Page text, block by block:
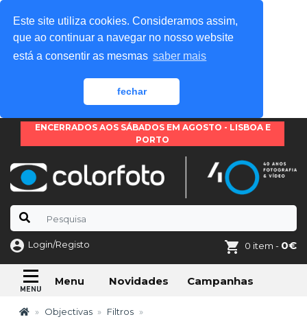
Este site utiliza cookies. Consideramos assim,
que ao continuar a navegar no nosso website
está a consentir as mesmas saber mais
fechar
ENCERRADOS AOS SÁBADOS EM AGOSTO - LISBOA E
PORTO
Login/Registo 0 item - 0€
Menu Novidades Campanhas
Objectivas Filtros